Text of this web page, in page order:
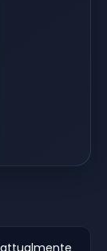
attualmente